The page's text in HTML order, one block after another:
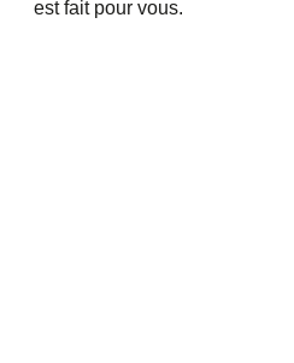
est fait pour vous.